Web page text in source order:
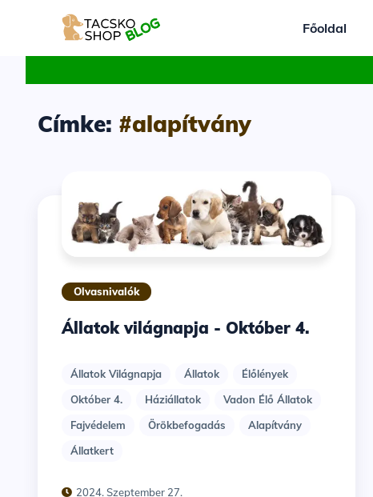
Főoldal
Címke: #alapítvány
Olvasnivalók
Állatok világnapja - Október 4.
Állatok Világnapja Állatok
Élőlények
Október 4.
Háziállatok
Vadon Élő Állatok
Fajvédelem
Örökbefogadás
Alapítvány
Állatkert
2024. Szeptember 27.